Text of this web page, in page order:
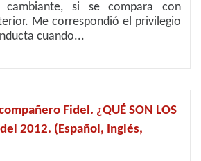
cambiante, si se compara con
Me correspondió el privilegio
cuando...
Fidel. ¿QUÉ SON LOS
2012. (Español, Inglés,